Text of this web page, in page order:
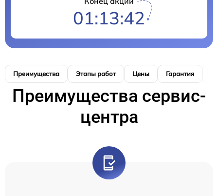
01:13:40
Преимущества Этапы работ Цены Гарантия
Преимущества сервис-
центра